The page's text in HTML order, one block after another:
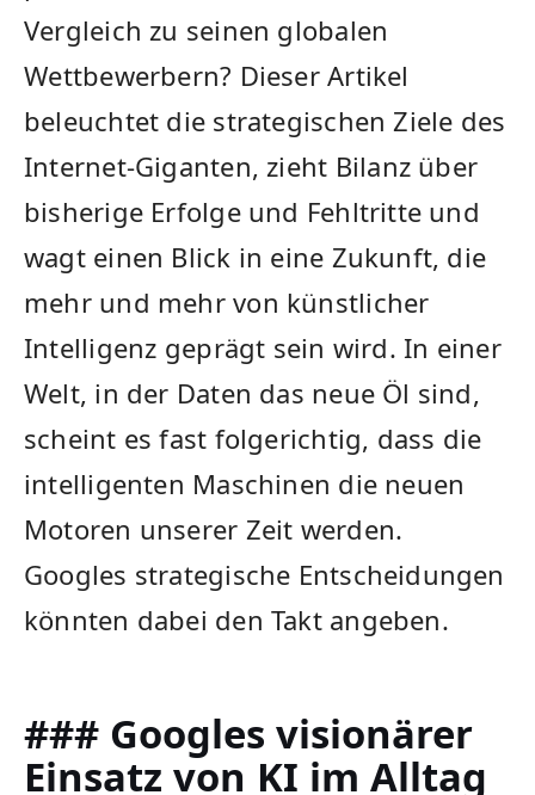
Vergleich ‌zu seinen globalen
⁤Wettbewerbern? Dieser Artikel
beleuchtet die strategischen Ziele des
Internet-Giganten, zieht ⁣Bilanz über
bisherige Erfolge und Fehltritte und
wagt einen​ Blick in eine Zukunft, die
mehr und mehr von ​künstlicher
Intelligenz⁢ geprägt sein wird. In ​einer
Welt, in der‍ Daten das neue Öl sind,
scheint es fast folgerichtig, dass ⁢die⁣
intelligenten Maschinen die neuen‌
Motoren unserer Zeit werden.
Googles strategische Entscheidungen
könnten‍ dabei‌ den Takt angeben.
### Googles visionärer
⁤Einsatz von KI im Alltag